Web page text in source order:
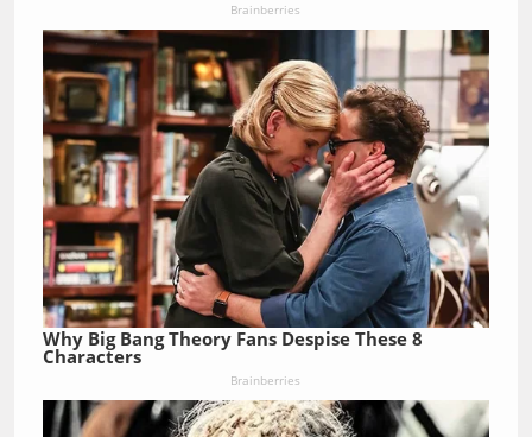
Brainberries
Why Big Bang Theory Fans Despise These 8
Characters
Brainberries